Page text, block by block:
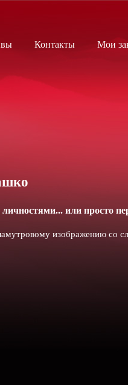
Контакты Мои
или просто
изображению со